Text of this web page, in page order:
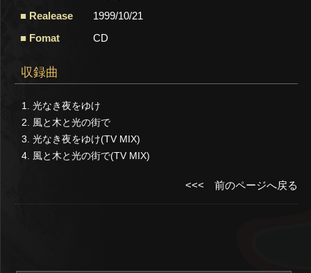
Realease
1999/10/21
Fomat
CD
収録曲
1. 光なき夜をゆけ
2. 風と木と光の街で
3. 光なき夜をゆけ(TV MIX)
4. 風と木と光の街で(TV MIX)
<<< 前のページへ戻る